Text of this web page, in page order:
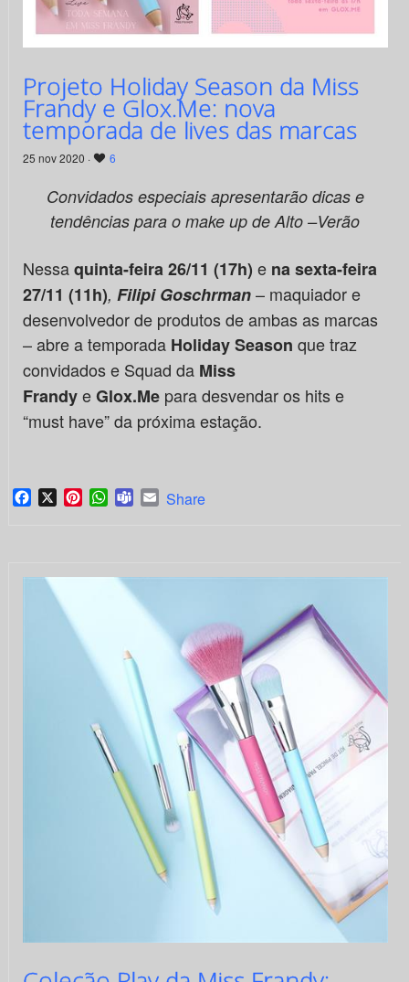
Projeto Holiday Season da Miss
Frandy e Glox.Me: nova
temporada de lives das marcas
25 nov 2020 · 6
Convidados especiais apresentarão dicas e
tendências para o make up de Alto –Verão
Nessaquinta-feira 26/11 (17h) ena sexta-feira
27/11 (11h), Filipi Goschrman– maquiador e
desenvolvedor de produtos de ambas as marcas
– abre a temporada Holiday Season que traz
convidados e Squad da Miss
FrandyeGlox.Mepara desvendar os hits e
“must have” da próxima estação.
Facebook
X PinterestWhatsApp
TeamsEmail
Share